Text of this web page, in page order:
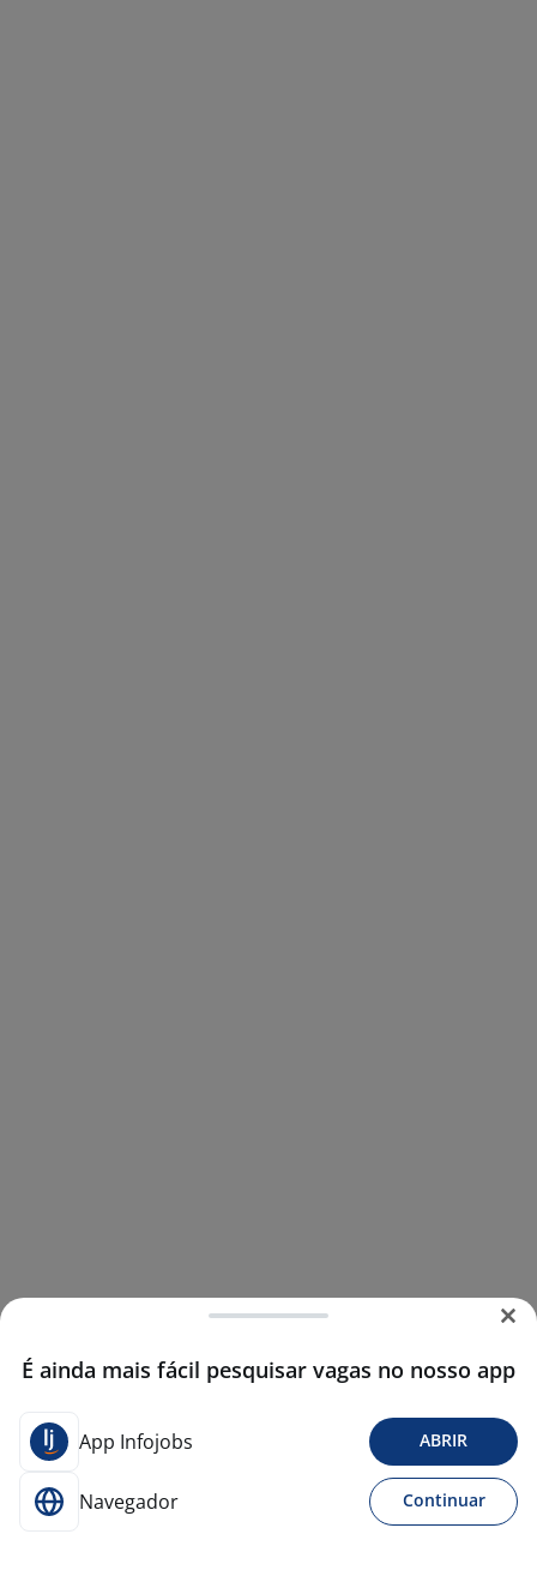
É ainda mais fácil pesquisar vagas no nosso app
App Infojobs ABRIR
Navegador Continuar